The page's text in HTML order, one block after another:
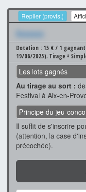
Replier (provis.)
Xxxxxxx
Dotation : 15 € / 1
19/06/2025). Tirage +
Les lots gagnés
Au tirage au sort :
Festival à Aix-en-
Principe du jeu-
Il suffit de s'inscrire
(attention, la case
précochée).